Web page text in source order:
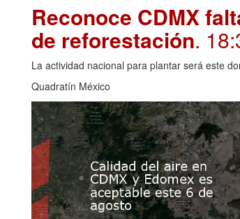
Reconoce CDMX
de reforestación.
La actividad nacional para plantar será este
Quadratín México